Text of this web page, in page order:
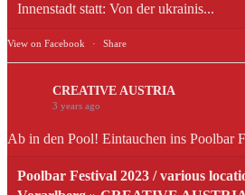
Innenstadt statt: Von der ukrainis...
View on Facebook · Share
CREATIVE AUSTRIA
3 years ago
Ab in den Pool! Eintauchen ins Poolbar
Poolbar Festival 2023 / various